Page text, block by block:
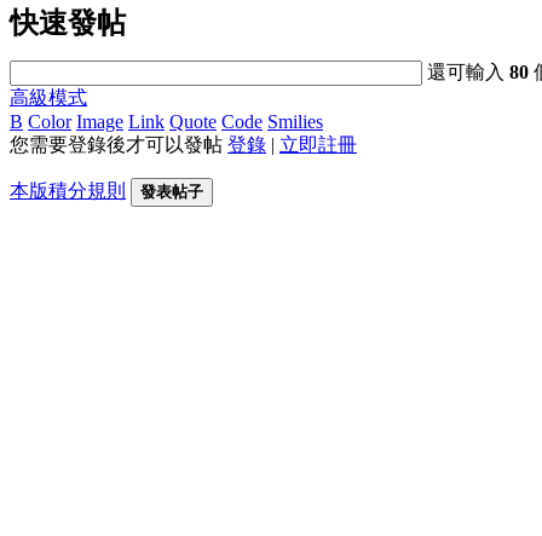
快速發帖
還可輸入80
高級模式
B Color Image Link Quote Code Smilies
您需要登錄後才可以發帖 登錄 | 立即註冊
本版積分規則 發表帖子